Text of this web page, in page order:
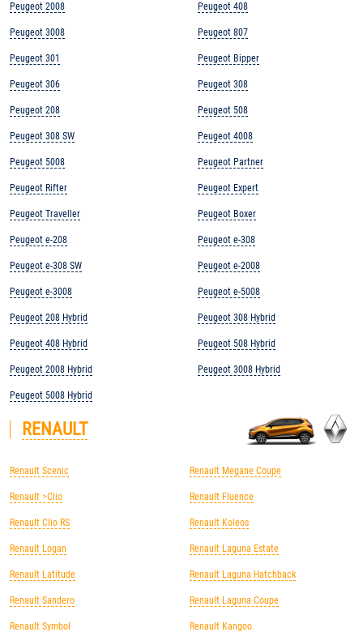
Peugeot 2008
Peugeot 3008
Peugeot 301
Peugeot 306
Peugeot 208
Peugeot 308 SW
Peugeot 5008
Peugeot Rifter
Peugeot Traveller
Peugeot e-208
Peugeot e-308 SW
Peugeot e-3008
Peugeot 208 Hybrid
Peugeot 408 Hybrid
Peugeot 2008 Hybrid
Peugeot 5008 Hybrid
Peugeot 408
Peugeot 807
Peugeot Bipper
Peugeot 308
Peugeot 508
Peugeot 4008
Peugeot Partner
Peugeot Expert
Peugeot Boxer
Peugeot e-308
Peugeot e-2008
Peugeot e-5008
Peugeot 308 Hybrid
Peugeot 508 Hybrid
Peugeot 3008 Hybrid
RENAULT
Renault Scenic
Renault >Clio
Renault Clio RS
Renault Logan
Renault Latitude
Renault Sandero
Renault Symbol
Renault Megane Coupe
Renault Fluence
Renault Koleos
Renault Laguna Estate
Renault Laguna Hatchback
Renault Laguna Coupe
Renault Kangoo